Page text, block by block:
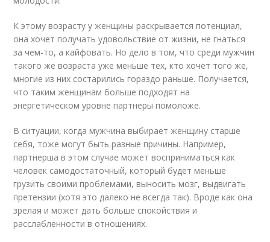
К этому возрасту у женщины раскрывается потенциал,
она хочет получать удовольствие от жизни, не гнаться
за чем-то, а кайфовать. Но дело в том, что среди мужчин
такого же возраста уже меньше тех, кто хочет того же,
многие из них состарились гораздо раньше. Получается,
что таким женщинам больше подходят на
энергетическом уровне партнеры помоложе.
В ситуации, когда мужчина выбирает женщину старше
себя, тоже могут быть разные причины. Например,
партнерша в этом случае может восприниматься как
человек самодостаточный, который будет меньше
грузить своими проблемами, выносить мозг, выдвигать
претензии (хотя это далеко не всегда так). Вроде как она
зрелая и может дать больше спокойствия и
расслабленности в отношениях.